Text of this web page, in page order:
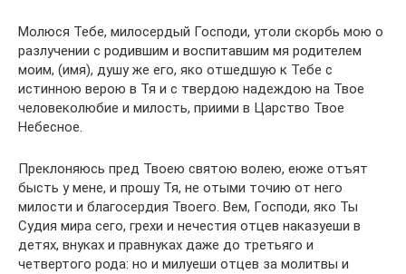
Молюся Тебе, милосердый Господи, утоли скорбь мою о
разлучении с родившим и воспитавшим мя родителем
моим, (имя), душу же его, яко отшедшую к Тебе с
истинною верою в Тя и с твердою надеждою на Твое
человеколюбие и милость, приими в Царство Твое
Небесное.
Преклоняюсь пред Твоею святою волею, еюже отъят
бысть у мене, и прошу Тя, не отыми точию от него
милости и благосердия Твоего. Вем, Господи, яко Ты
Судия мира сего, грехи и нечестия отцев наказуеши в
детях, внуках и правнуках даже до третьяго и
четвертого рода: но и милуеши отцев за молитвы и